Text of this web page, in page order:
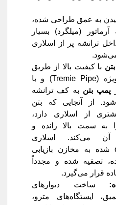
به عمق طراحی شده،
(میلگرد) بسیار
ترانشه پر از اسلاری
بتن با کیفیت بالا از طریق
لوله‌های ویژه (Tremie Pipe) و با
پمپ بتن به کف ترانشه
از آنجایی که بتن
از اسلاری دارد،
به سمت بالا رانده و
آن می‌کند. اسلاری
displaced شده به مخازن بازیابی
تصفیه شده و مجدداً
قرار می‌گیرد.
: ساخت دیوارهای
ایستگاه‌های مترو،